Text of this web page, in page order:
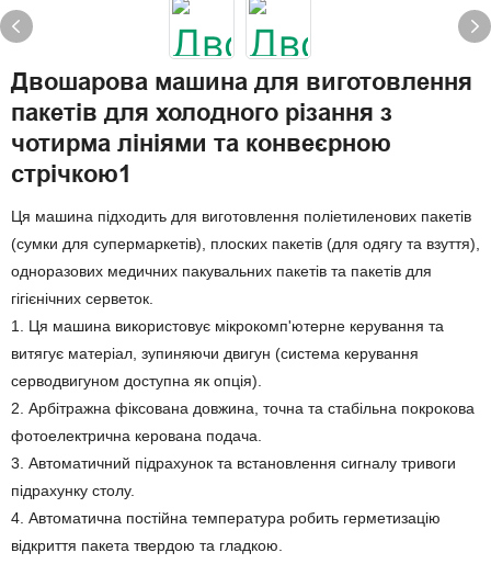
Двошарова машина для виготовлення
пакетів для холодного різання з
чотирма лініями та конвеєрною
стрічкою1
Ця машина підходить для виготовлення поліетиленових пакетів
(сумки для супермаркетів), плоских пакетів (для одягу та взуття),
одноразових медичних пакувальних пакетів та пакетів для
гігієнічних серветок.
1. Ця машина використовує мікрокомп'ютерне керування та
витягує матеріал, зупиняючи двигун (система керування
серводвигуном доступна як опція).
2. Арбітражна фіксована довжина, точна та стабільна покрокова
фотоелектрична керована подача.
3. Автоматичний підрахунок та встановлення сигналу тривоги
підрахунку столу.
4. Автоматична постійна температура робить герметизацію
відкриття пакета твердою та гладкою.